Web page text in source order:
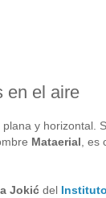
en el aire
y horizontal.
Mataerial , es
Jokić del